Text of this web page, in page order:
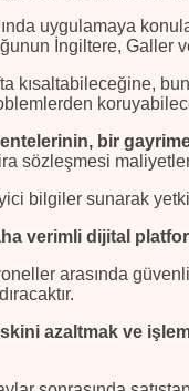
uygulamaya
İngiltere, Galler
kısaltabileceğine,
bir
sözleşmesi
bilgiler sunarak
verimli dijital
arasında
azaltmak ve